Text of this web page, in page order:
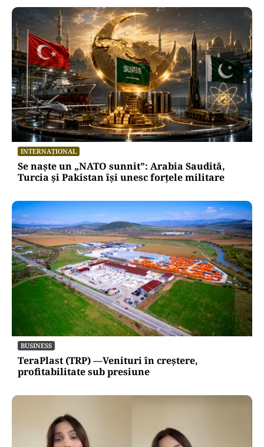
INTERNAȚIONAL
Se naște un „NATO sunnit”: Arabia Saudită,
Turcia și Pakistan își unesc forțele militare
BUSINESS
TeraPlast (TRP) —Venituri în creștere,
profitabilitate sub presiune